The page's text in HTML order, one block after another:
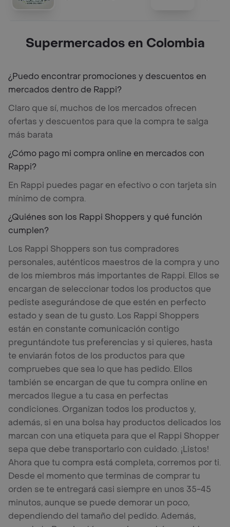
Supermercados en Colombia
¿Puedo encontrar promociones y descuentos en
mercados dentro de Rappi?
Claro que sí, muchos de los mercados ofrecen
ofertas y descuentos para que la compra te salga
más barata
¿Cómo pago mi compra online en mercados con
Rappi?
En Rappi puedes pagar en efectivo o con tarjeta sin
mínimo de compra.
¿Quiénes son los Rappi Shoppers y qué función
cumplen?
Los Rappi Shoppers son tus compradores
personales, auténticos maestros de la compra y uno
de los miembros más importantes de Rappi. Ellos se
encargan de seleccionar todos los productos que
pediste asegurándose de que estén en perfecto
estado y sean de tu gusto. Los Rappi Shoppers
están en constante comunicación contigo
preguntándote tus preferencias y si quieres, hasta
te enviarán fotos de los productos para que
compruebes que sea lo que has pedido. Ellos
también se encargan de que tu compra online en
mercados llegue a tu casa en perfectas
condiciones. Organizan todos los productos y,
además, si en una bolsa hay productos delicados los
marcan con una etiqueta para que el Rappi Shopper
sepa que debe transportarlo con cuidado. ¡Listos!
Ahora que tu compra está completa, corremos por ti.
Desde el momento que terminas de comprar tu
orden se te entregará casi siempre en unos 35-45
minutos, aunque se puede demorar un poco,
dependiendo del tamaño del pedido. Además,